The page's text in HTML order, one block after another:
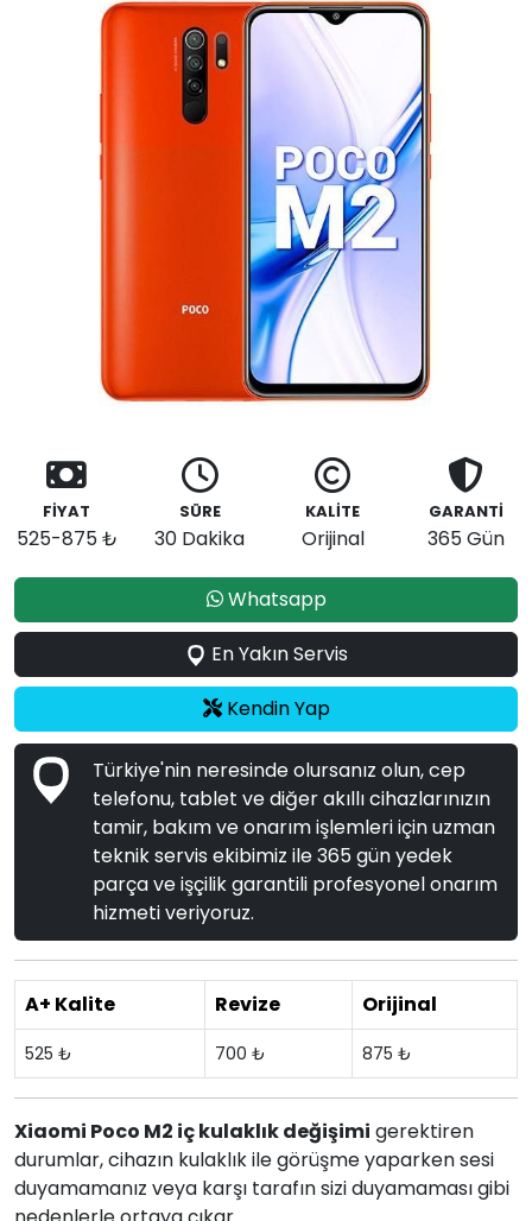
FİYAT
525-875 ₺
SÜRE
30 Dakika
KALİTE
Orijinal
GARANTİ
365 Gün
Whatsapp
En Yakın Servis
Kendin Yap
Türkiye'nin neresinde olursanız olun, cep
telefonu, tablet ve diğer akıllı cihazlarınızın
tamir, bakım ve onarım işlemleri için uzman
teknik servis ekibimiz ile 365 gün yedek
parça ve işçilik garantili profesyonel onarım
hizmeti veriyoruz.
A+ Kalite Revize Orijinal
525 ₺ 700 ₺ 875 ₺
Xiaomi Poco M2 iç kulaklık değişimi gerektiren
durumlar, cihazın kulaklık ile görüşme yaparken sesi
duyamamanız veya karşı tarafın sizi duyamaması gibi